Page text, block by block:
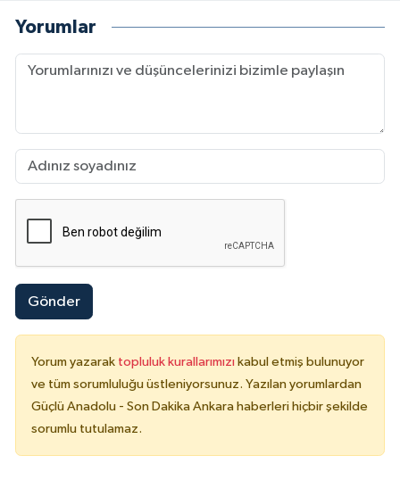
Yorumlar
Gönder
Yorum yazarak topluluk kurallarımızı kabul etmiş bulunuyor
ve tüm sorumluluğu üstleniyorsunuz. Yazılan yorumlardan
Güçlü Anadolu - Son Dakika Ankara haberleri hiçbir şekilde
sorumlu tutulamaz.